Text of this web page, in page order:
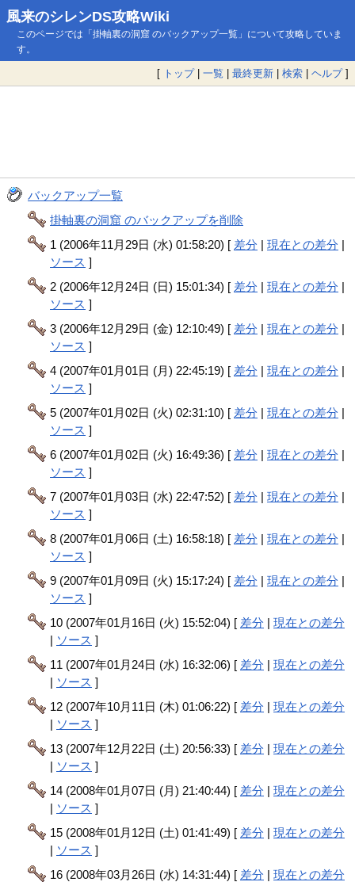
風来のシレンDS攻略Wiki
このページでは「掛軸裏の洞窟 のバックアップ一覧」について攻略していま
す。
[ トップ| 一覧 | 最終更新 | 検索 | ヘルプ]
バックアップ一覧
掛軸裏の洞窟 のバックアップを削除
1 (2006年11月29日 (水) 01:58:20) [ 差分 |現在との差分 |
ソース ]
2 (2006年12月24日 (日) 15:01:34) [ 差分 |現在との差分 |
ソース ]
3 (2006年12月29日 (金) 12:10:49) [ 差分 |現在との差分 |
ソース ]
4 (2007年01月01日 (月) 22:45:19) [ 差分 |現在との差分 |
ソース ]
5 (2007年01月02日 (火) 02:31:10) [ 差分 |現在との差分 |
ソース ]
6 (2007年01月02日 (火) 16:49:36) [ 差分 |現在との差分 |
ソース ]
7 (2007年01月03日 (水) 22:47:52) [ 差分 |現在との差分 |
ソース ]
8 (2007年01月06日 (土) 16:58:18) [ 差分 |現在との差分 |
ソース ]
9 (2007年01月09日 (火) 15:17:24) [ 差分 |現在との差分 |
ソース ]
10 (2007年01月16日 (火) 15:52:04) [ 差分 |現在との差分
| ソース ]
11 (2007年01月24日 (水) 16:32:06) [ 差分 |現在との差分
| ソース ]
12 (2007年10月11日 (木) 01:06:22) [ 差分 |現在との差分
| ソース ]
13 (2007年12月22日 (土) 20:56:33) [ 差分 |現在との差分
| ソース ]
14 (2008年01月07日 (月) 21:40:44) [ 差分 |現在との差分
| ソース ]
15 (2008年01月12日 (土) 01:41:49) [ 差分 |現在との差分
| ソース ]
16 (2008年03月26日 (水) 14:31:44) [ 差分 |現在との差分